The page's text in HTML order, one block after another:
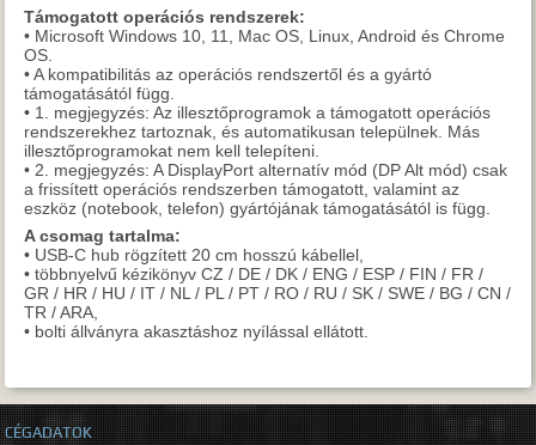
Támogatott operációs rendszerek:
• Microsoft Windows 10, 11, Mac OS, Linux, Android és Chrome
OS.
• A kompatibilitás az operációs rendszertől és a gyártó
támogatásától függ.
• 1. megjegyzés: Az illesztőprogramok a támogatott operációs
rendszerekhez tartoznak, és automatikusan települnek. Más
illesztőprogramokat nem kell telepíteni.
• 2. megjegyzés: A DisplayPort alternatív mód (DP Alt mód) csak
a frissített operációs rendszerben támogatott, valamint az
eszköz (notebook, telefon) gyártójának támogatásától is függ.
A csomag tartalma:
• USB-C hub rögzített 20 cm hosszú kábellel,
• többnyelvű kézikönyv CZ / DE / DK / ENG / ESP / FIN / FR /
GR / HR / HU / IT / NL / PL / PT / RO / RU / SK / SWE / BG / CN /
TR / ARA,
• bolti állványra akasztáshoz nyílással ellátott.
CÉGADATOK